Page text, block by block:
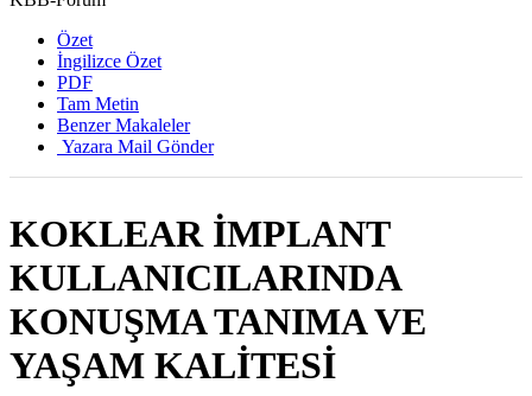
Özet
İngilizce Özet
PDF
Tam Metin
Benzer Makaleler
Yazara Mail Gönder
KOKLEAR İMPLANT
KULLANICILARINDA
KONUŞMA TANIMA VE
YAŞAM KALİTESİ